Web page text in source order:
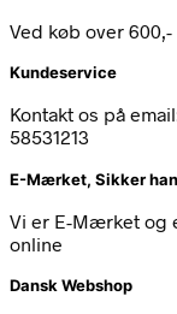
Ved køb over 600,-
Kundeservice
Kontakt os på
58531213
E-Mærket, Sikker
Vi er E-Mærket og
online
Dansk Webshop